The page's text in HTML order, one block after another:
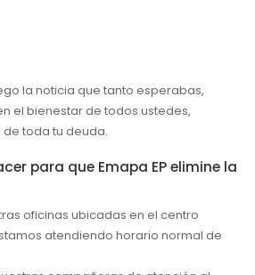
la noticia que tanto esperabas,
el bienestar de todos ustedes,
toda tu deuda.
para que Emapa EP elimine la
oficinas ubicadas en el centro
atendiendo horario normal de